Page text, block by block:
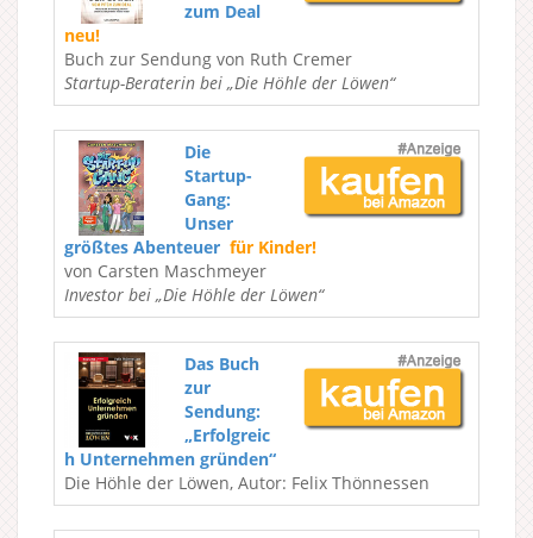
zum Deal
neu!
Buch zur Sendung von Ruth Cremer
Startup-Beraterin bei „Die Höhle der Löwen“
Die
Startup-
Gang:
Unser
größtes Abenteuer für Kinder!
von Carsten Maschmeyer
Investor bei „Die Höhle der Löwen“
Das Buch
zur
Sendung:
„Erfolgreic
h Unternehmen gründen“
Die Höhle der Löwen, Autor: Felix Thönnessen